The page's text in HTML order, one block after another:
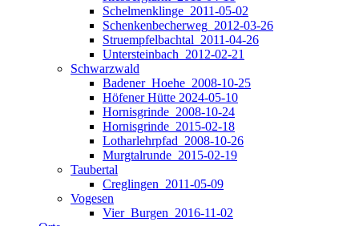
Schelmenklinge_2011-05-02
Schenkenbecherweg_2012-03-26
Struempfelbachtal_2011-04-26
Untersteinbach_2012-02-21
Schwarzwald
Badener_Hoehe_2008-10-25
Höfener Hütte 2024-05-10
Hornisgrinde_2008-10-24
Hornisgrinde_2015-02-18
Lotharlehrpfad_2008-10-26
Murgtalrunde_2015-02-19
Taubertal
Creglingen_2011-05-09
Vogesen
Vier_Burgen_2016-11-02